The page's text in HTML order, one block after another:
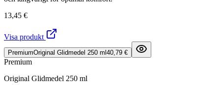
13,45 €
Visa produkt
PremiumOriginal Glidmedel 250 ml 40,79 €
Premium
Original Glidmedel 250 ml